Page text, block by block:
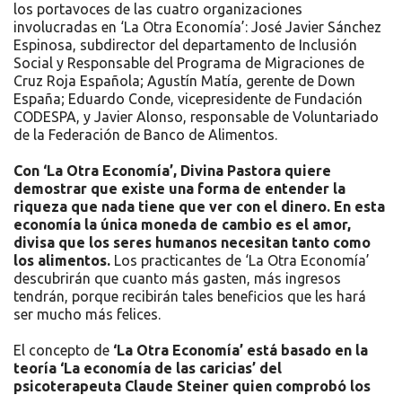
los portavoces de las cuatro organizaciones
involucradas en ‘La Otra Economía’: José Javier Sánchez
Espinosa, subdirector del departamento de Inclusión
Social y Responsable del Programa de Migraciones de
Cruz Roja Española; Agustín Matía, gerente de Down
España; Eduardo Conde, vicepresidente de Fundación
CODESPA, y Javier Alonso, responsable de Voluntariado
de la Federación de Banco de Alimentos.
Con ‘La Otra Economía’, Divina Pastora quiere
demostrar que existe una forma de entender la
riqueza que nada tiene que ver con el dinero. En esta
economía la única moneda de cambio es el amor,
divisa que los seres humanos necesitan tanto como
los alimentos. Los practicantes de ‘La Otra Economía’
descubrirán que cuanto más gasten, más ingresos
tendrán, porque recibirán tales beneficios que les hará
ser mucho más felices.
El concepto de ‘La Otra Economía’ está basado en la
teoría ‘La economía de las caricias’ del
psicoterapeuta Claude Steiner quien comprobó los